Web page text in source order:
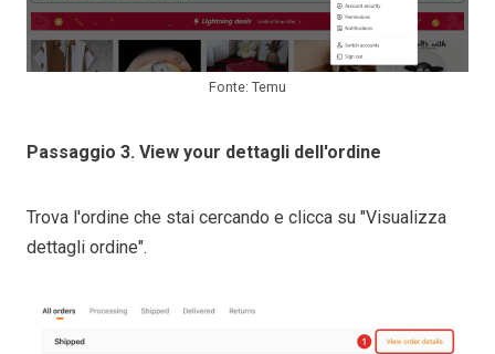
Fonte: Temu
Passaggio 3. View your dettagli dell'ordine
Trova l'ordine che stai cercando e clicca su "Visualizza
dettagli ordine".